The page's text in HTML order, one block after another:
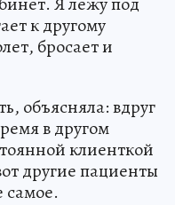
к другому
бросает и
объясняла: вдруг
в другом
клиенткой
другие пациенты
самое.